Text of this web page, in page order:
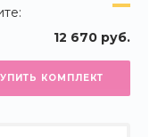
12 670 руб.
КОМПЛЕКТ